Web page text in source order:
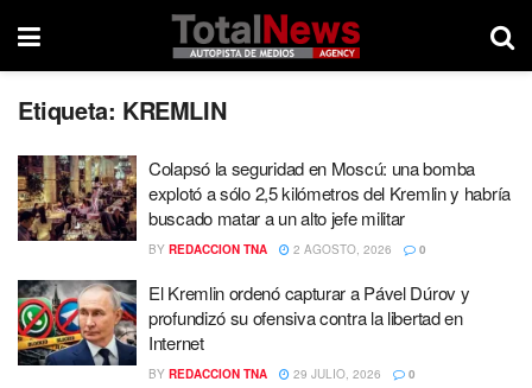
Etiqueta: KREMLIN
Colapsó la seguridad en Moscú: una bomba
explotó a sólo 2,5 kilómetros del Kremlin y habría
buscado matar a un alto jefe militar
BY REDACCION TNA 2 AGOSTO, 2026 0
El Kremlin ordenó capturar a Pável Dúrov y
profundizó su ofensiva contra la libertad en
Internet
BY REDACCION TNA 29 JULIO, 2026 0